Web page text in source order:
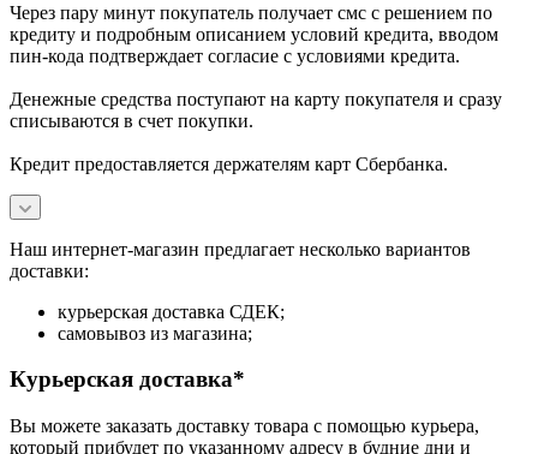
Через пару минут покупатель получает смс с решением по
кредиту и подробным описанием условий кредита, вводом
пин-кода подтверждает согласие с условиями кредита.
Денежные средства поступают на карту покупателя и сразу
списываются в счет покупки.
Кредит предоставляется держателям карт Сбербанка.
Наш интернет-магазин предлагает несколько вариантов
доставки:
курьерская доставка СДЕК;
самовывоз из магазина;
Курьерская доставка*
Вы можете заказать доставку товара с помощью курьера,
который прибудет по указанному адресу в будние дни и